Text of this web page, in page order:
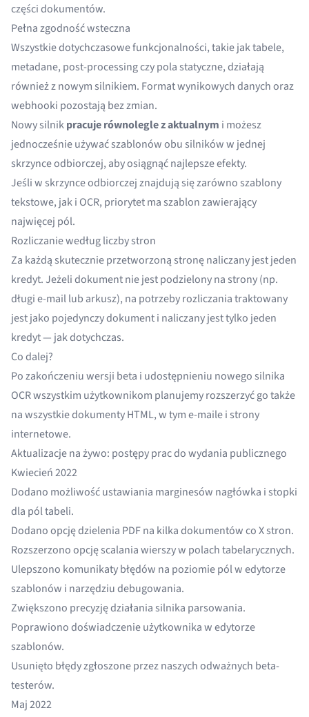
części dokumentów.
Pełna zgodność wsteczna
Wszystkie dotychczasowe funkcjonalności, takie jak tabele,
metadane, post-processing czy pola statyczne, działają
również z nowym silnikiem. Format wynikowych danych oraz
webhooki pozostają bez zmian.
Nowy silnikpracuje równolegle z aktualnym i możesz
jednocześnie używać szablonów obu silników w jednej
skrzynce odbiorczej, aby osiągnąć najlepsze efekty.
Jeśli w skrzynce odbiorczej znajdują się zarówno szablony
tekstowe, jak i OCR, priorytet ma szablon zawierający
najwięcej pól.
Rozliczanie według liczby stron
Za każdą skutecznie przetworzoną stronę naliczany jest jeden
kredyt. Jeżeli dokument nie jest podzielony na strony (np.
długi e-mail lub arkusz), na potrzeby rozliczania traktowany
jest jako pojedynczy dokument i naliczany jest tylko jeden
kredyt — jak dotychczas.
Co dalej?
Po zakończeniu wersji beta i udostępnieniu nowego silnika
OCRwszystkim użytkownikom planujemy rozszerzyć go także
na wszystkie dokumenty HTML, w tym e-maile i strony
internetowe.
Aktualizacje na żywo: postępy prac do wydania publicznego
Kwiecień 2022
Dodano możliwość ustawiania marginesów nagłówka i stopki
dla pól tabeli.
Dodano opcję dzielenia PDF na kilka dokumentów co X stron.
Rozszerzono opcję scalania wierszy w polach tabelarycznych.
Ulepszono komunikaty błędów na poziomie pól w edytorze
szablonów i narzędziu debugowania.
Zwiększono precyzję działania silnika parsowania.
Poprawiono doświadczenie użytkownika w edytorze
szablonów.
Usunięto błędy zgłoszone przez naszych odważnych beta-
testerów.
Maj 2022